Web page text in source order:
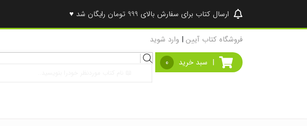
ارسال کتاب برای سفارش بالای 999 تومان رایگان شد ♥
فروشگاه کتاب آیین | وارد شوید
| سبد خرید 0
Products